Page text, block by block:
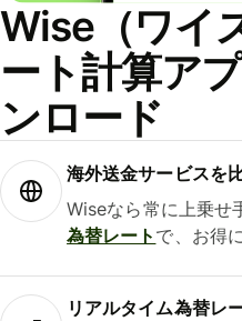
Wise（ワイ
ート計算ア
ンロード
海外送金サービスを
Wiseなら常に上乗せ
為替レート で、お得
リアルタイム為替レ